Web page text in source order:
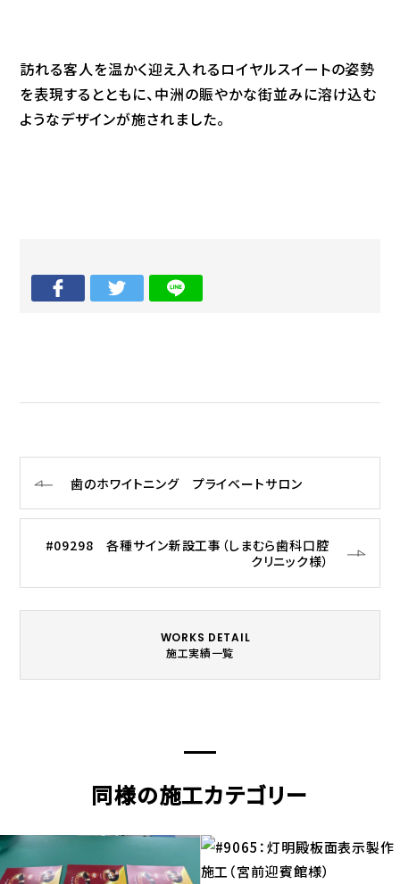
訪れる客人を温かく迎え入れるロイヤルスイートの姿勢
を表現するとともに、中洲の賑やかな街並みに溶け込む
ようなデザインが施されました。
歯のホワイトニング プライベートサロン
#09298 各種サイン新設工事（しまむら歯科口腔
クリニック様）
WORKS DETAIL
施工実績一覧
同様の施工カテゴリー